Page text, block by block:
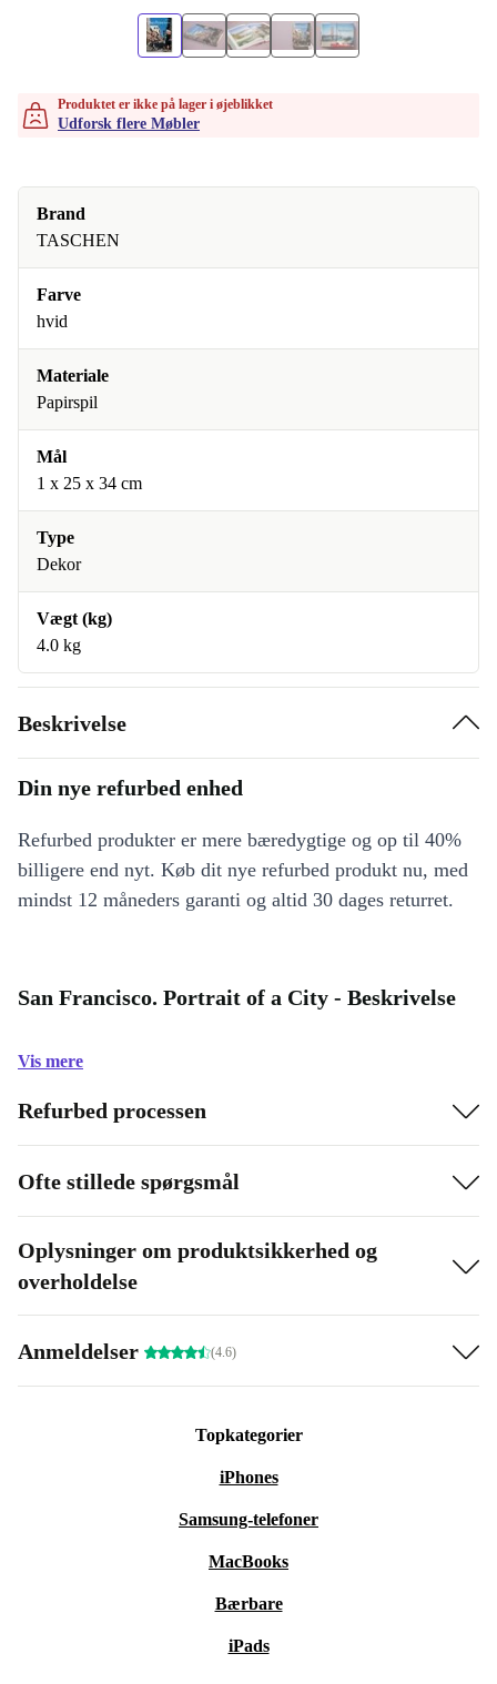
Produktet er ikke på lager i øjeblikket
Udforsk flere Møbler
Brand
TASCHEN
Farve
hvid
Materiale
Papirspil
Mål
1 x 25 x 34 cm
Type
Dekor
Vægt (kg)
4.0 kg
Beskrivelse
Din nye refurbed enhed
Refurbed produkter er mere bæredygtige og op til 40%
billigere end nyt. Køb dit nye refurbed produkt nu, med
mindst 12 måneders garanti og altid 30 dages returret.
San Francisco. Portrait of a City - Beskrivelse
Vis mere
Refurbed processen
Ofte stillede spørgsmål
Oplysninger om produktsikkerhed og
overholdelse
Anmeldelser (4.6)
Topkategorier
iPhones
Samsung-telefoner
MacBooks
Bærbare
iPads